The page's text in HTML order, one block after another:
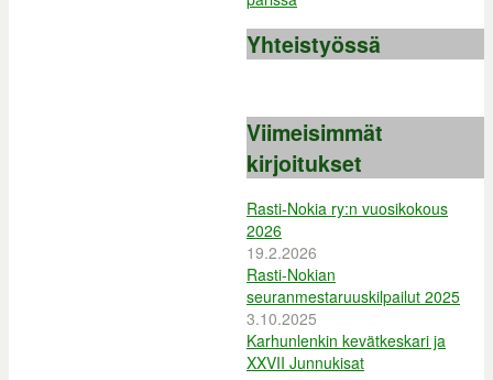
Yhteistyössä
Viimeisimmät
kirjoitukset
Rasti-Nokia ry:n vuosikokous
2026
19.2.2026
Rasti-Nokian
seuranmestaruuskilpailut 2025
3.10.2025
Karhunlenkin kevätkeskari ja
XXVII Junnukisat